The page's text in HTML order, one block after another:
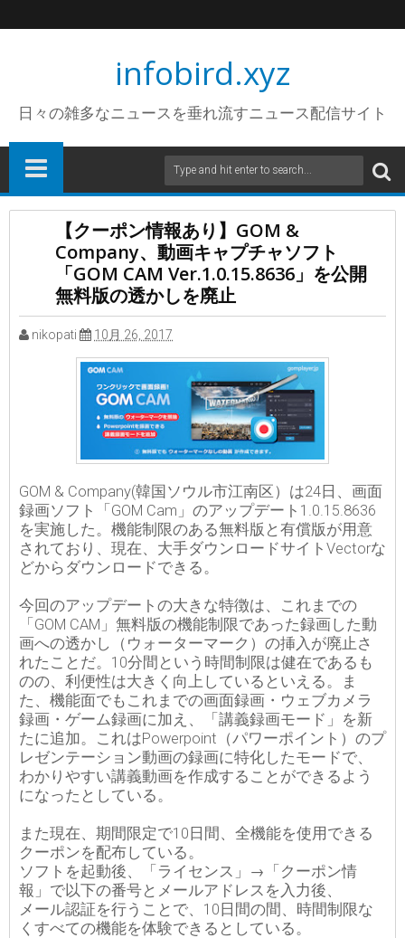
infobird.xyz
日々の雑多なニュースを垂れ流すニュース配信サイト
【クーポン情報あり】GOM &
Company、動画キャプチャソフト
「GOM CAM Ver.1.0.15.8636」を公開
無料版の透かしを廃止
nikopati 10月 26, 2017
GOM & Company(韓国ソウル市江南区）は24日、画面
録画ソフト「GOM Cam」のアップデート1.0.15.8636
を実施した。機能制限のある無料版と有償版が用意
されており、現在、大手ダウンロードサイトVectorな
どからダウンロードできる。
今回のアップデートの大きな特徴は、これまでの
「GOM CAM」無料版の機能制限であった録画した動
画への透かし（ウォーターマーク）の挿入が廃止さ
れたことだ。10分間という時間制限は健在であるも
のの、利便性は大きく向上しているといえる。ま
た、機能面でもこれまでの画面録画・ウェブカメラ
録画・ゲーム録画に加え、「講義録画モード」を新
たに追加。これはPowerpoint（パワーポイント）のプ
レゼンテーション動画の録画に特化したモードで、
わかりやすい講義動画を作成することができるよう
になったとしている。
また現在、期間限定で10日間、全機能を使用できる
クーポンを配布している。
ソフトを起動後、「ライセンス」→「クーポン情
報」で以下の番号とメールアドレスを入力後、
メール認証を行うことで、10日間の間、時間制限な
くすべての機能を体験できるとしている。